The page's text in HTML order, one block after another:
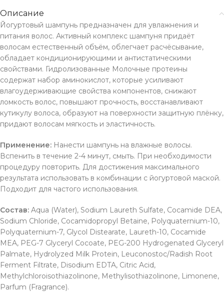
Описание
Йогуртовый шампунь предназначен для увлажнения и
питания волос. Активный комплекс шампуня придаёт
волосам естественный объём, облегчает расчёсывание,
обладает кондиционирующими и антистатическими
свойствами. Гидролизованные Молочные протеины
содержат набор аминокислот, которые усиливают
влагоудерживающие свойства компонентов, снижают
ломкость волос, повышают прочность, восстанавливают
кутикулу волоса, образуют на поверхности защитную плёнку,
придают волосам мягкость и эластичность.
Применение: Нанести шампунь на влажные волосы.
Вспенить в течение 2-4 минут, смыть. При необходимости
процедуру повторить. Для достижения максимального
результата использовать в комбинации с йогуртовой маской.
Подходит для частого использования.
Состав: Aqua (Water), Sodium Laureth Sulfate, Cocamide DEA,
Sodium Chloride, Cocamidopropyl Betaine, Polyquaternium-10,
Polyquaternium-7, Glycol Distearate, Laureth-10, Cocamide
MEA, PEG-7 Glyceryl Cocoate, PEG-200 Hydrogenated Glyceryl
Palmate, Hydrolyzed Milk Protein, Leuconostoc/Radish Root
Ferment Filtrate, Disodium EDTA, Citric Acid,
Methylchloroisothiazolinone, Methylisothiazolinone, Limonene,
Parfum (Fragrance).